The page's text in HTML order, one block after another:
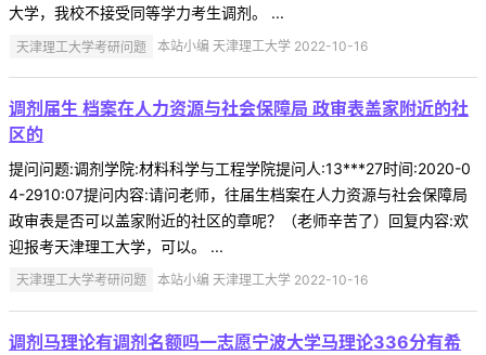
大学，我校不接受同等学力考生调剂。 ...
天津理工大学考研问题 本站小编 天津理工大学 2022-10-16
调剂届生 档案在人力资源与社会保障局 政审表盖家附近的社
区的
提问问题:调剂学院:材料科学与工程学院提问人:13***27时间:2020-0
4-2910:07提问内容:请问老师，往届生档案在人力资源与社会保障局
政审表是否可以盖家附近的社区的章呢？（老师辛苦了）回复内容:欢
迎报考天津理工大学，可以。 ...
天津理工大学考研问题 本站小编 天津理工大学 2022-10-16
调剂马理论有调剂名额吗一志愿宁波大学马理论336分有希